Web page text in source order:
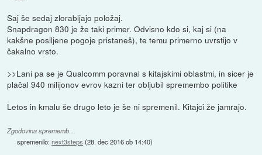
Saj še sedaj zlorabljajo položaj.
Snapdragon 830 je že taki primer. Odvisno kdo si, kaj si (na
kakšne posiljene pogoje pristaneš), te temu primerno uvrstijo v
čakalno vrsto.
>>Lani pa se je Qualcomm poravnal s kitajskimi oblastmi, in sicer je
plačal 940 milijonov evrov kazni ter obljubil spremembo politike
Letos in kmalu še drugo leto je še ni spremenil. Kitajci že jamrajo.
Zgodovina sprememb…
spremenilo:next3steps (28. dec 2016 ob 14:40)